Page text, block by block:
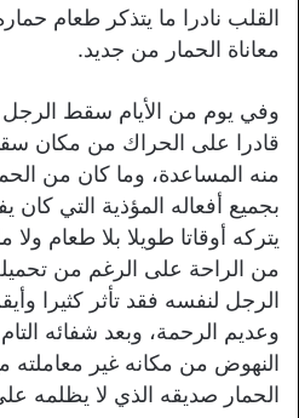
القلب نادرا ما يتذكر طعام
معاناة الحمار من جديد.
وفي يوم من الأيام سقط
قادرا على الحراك من مكان
منه المساعدة، وما كان من
بجميع أفعاله المؤذية التي كان
يتركه أوقاتا طويلا بلا طعام
من الراحة على الرغم من
الرجل لنفسه فقد تأثر كثيرا
وعديم الرحمة، وبعد شفائه
النهوض من مكانه غير
الحمار صديقه الذي لا يظلمه